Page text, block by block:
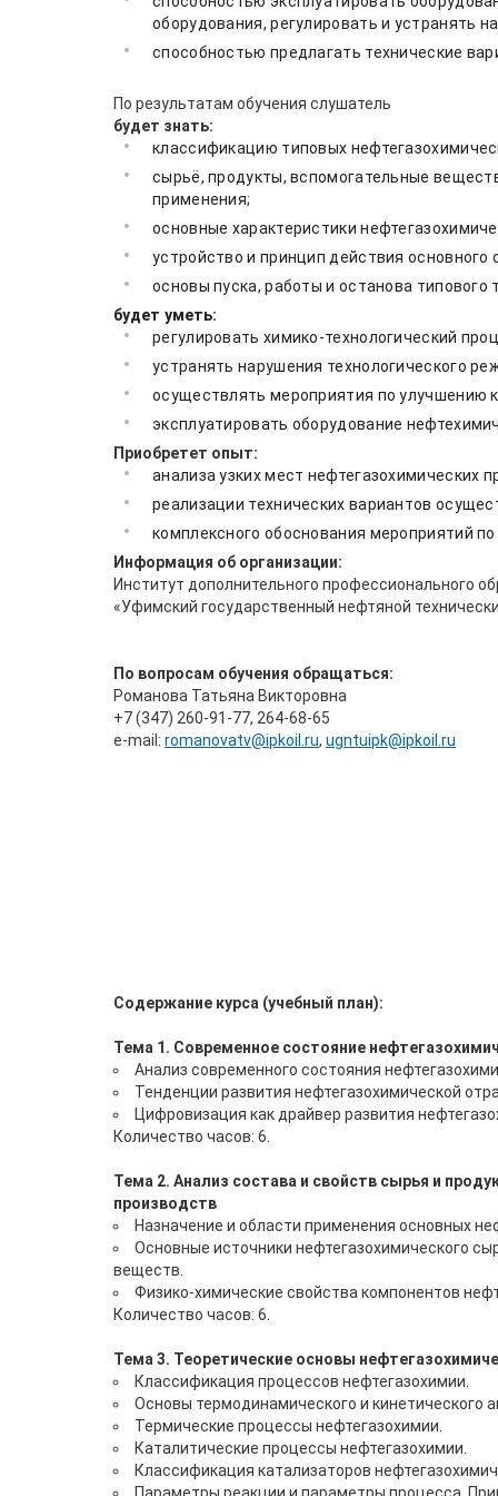
оборудования, регулировать и устранять
способностью предлагать технические
По результатам обучения слушатель
будет знать:
классификацию типовых
сырьё, продукты, вспомогательные
применения;
основные характеристики
устройство и принцип действия
основы пуска, работы и останова типового
будет уметь:
регулировать химико-технологический
устранять нарушения технологического
осуществлять мероприятия по улучшению
эксплуатировать оборудование
Приобретет опыт:
анализа узких мест нефтегазохимических
реализации технических вариантов
комплексного обоснования мероприятий
Информация об организации:
Институт дополнительного профессионального
«Уфимский государственный нефтяной
По вопросам обучения обращаться:
Романова Татьяна Викторовна
+7 (347) 260-91-77, 264-68-65
е-mail: romanovatv@ipkoil.ru, ugntuipk@ipkoil.ru
Содержание курса (учебный план):
Тема 1. Современное состояние
Анализ современного состояния
Тенденции развития нефтегазохимической
Цифровизация как драйвер развития
Количество часов: 6.
Тема 2. Анализ состава и свойств сырья и
производств
Назначение и области применения основных
Основные источники нефтегазохимического
веществ.
Физико-химические свойства компонентов
Количество часов: 6.
Тема 3. Теоретические основы
Классификация процессов нефтегазохимии.
Основы термодинамического и кинетического
Термические процессы нефтегазохимии.
Каталитические процессы нефтегазохимии.
Классификация катализаторов